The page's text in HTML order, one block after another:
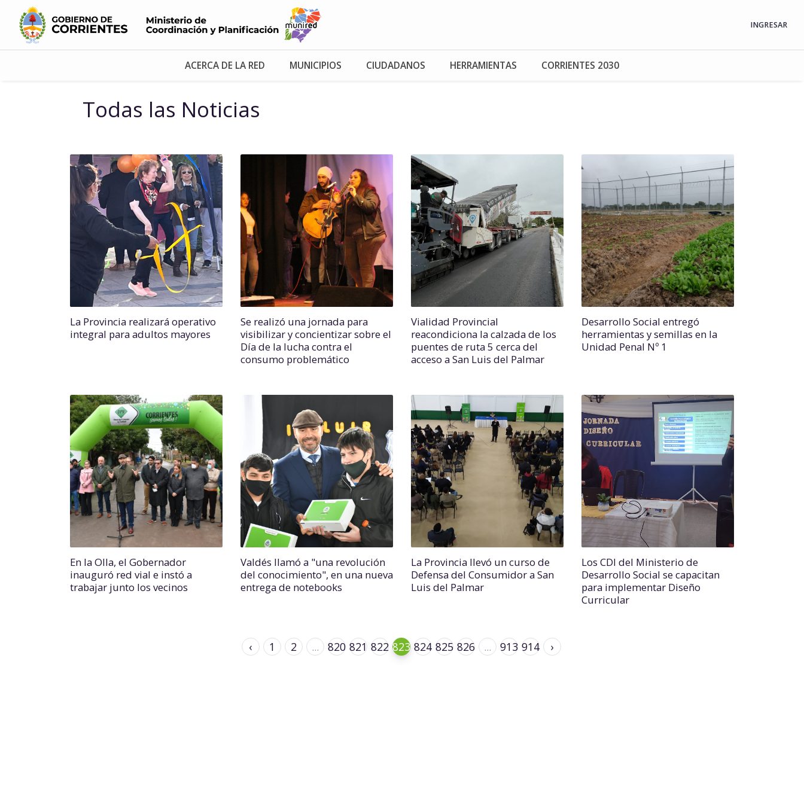
INGRESAR
ACERCA DE LA RED MUNICIPIOS CIUDADANOS HERRAMIENTAS CORRIENTES 2030
Todas las Noticias
La Provincia realizará operativo
integral para adultos mayores
Se realizó una jornada para
visibilizar y concientizar sobre el
Día de la lucha contra el
consumo problemático
Vialidad Provincial
reacondiciona la calzada de los
puentes de ruta 5 cerca del
acceso a San Luis del Palmar
Desarrollo Social entregó
herramientas y semillas en la
Unidad Penal Nº 1
En la Olla, el Gobernador
inauguró red vial e instó a
trabajar junto los vecinos
Valdés llamó a "una revolución
del conocimiento", en una nueva
entrega de notebooks
La Provincia llevó un curso de
Defensa del Consumidor a San
Luis del Palmar
Los CDI del Ministerio de
Desarrollo Social se capacitan
para implementar Diseño
Curricular
‹ 1 2 ... 820 821 822 823 824 825 826 ... 913 914 ›